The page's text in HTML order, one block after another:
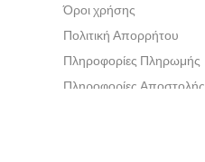
Όροι χρήσης
Πολιτική Απορρήτου
Πληροφορίες Πληρωμής
Πληροφορίες Αποστολής